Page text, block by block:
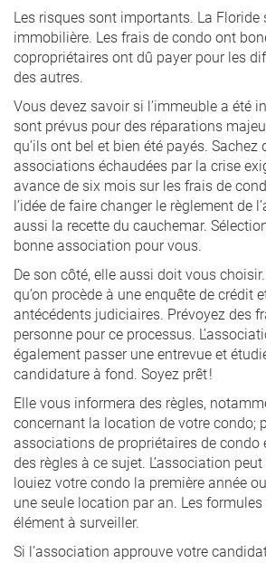
Les risques sont importants. La Floride
immobilière. Les frais de condo ont
copropriétaires ont dû payer pour les
des autres.
Vous devez savoir si l’immeuble a été
sont prévus pour des réparations
qu’ils ont bel et bien été payés. Sachez
associations échaudées par la crise
avance de six mois sur les frais de
l’idée de faire changer le règlement de
aussi la recette du cauchemar.
bonne association pour vous.
De son côté, elle aussi doit vous
qu’on procède à une enquête de crédit
antécédents judiciaires. Prévoyez des
personne pour ce processus.
également passer une entrevue et
candidature à fond. Soyez prêt !
Elle vous informera des règles,
concernant la location de votre condo;
associations de propriétaires de condo
des règles à ce sujet. L’association
louiez votre condo la première année
une seule location par an. Les formules
élément à surveiller.
Si l’association approuve votre